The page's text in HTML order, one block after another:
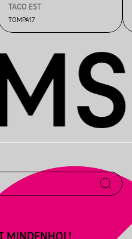
TACO EST
TOMPA17